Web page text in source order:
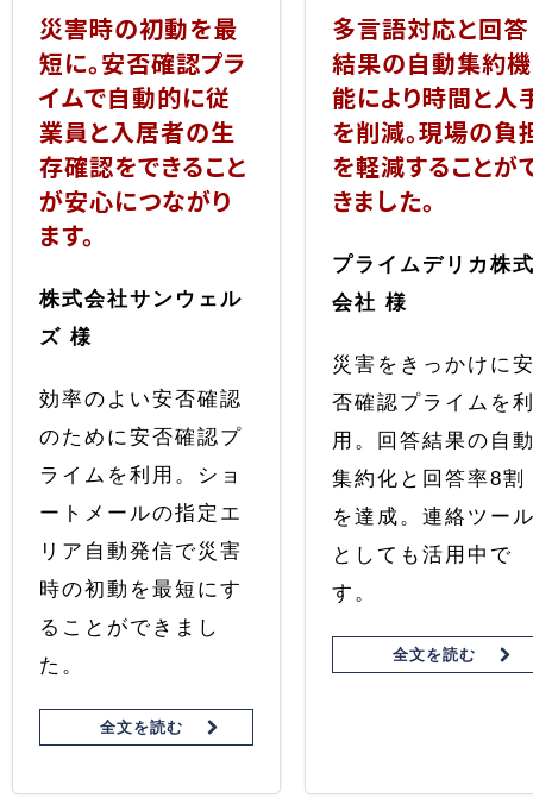
災害時の初動を最
短に。安否確認プラ
イムで自動的に従
業員と入居者の生
存確認をできること
が安心につながり
ます。
株式会社サンウェル
ズ 様
効率のよい安否確認
のために安否確認プ
ライムを利用。ショ
ートメールの指定エ
リア自動発信で災害
時の初動を最短にす
ることができまし
た。
全文を読む
多言語対応と回答
結果の自動集約機
能により時間と人
を削減。現場の負
を軽減することが
きました。
プライムデリカ株
会社 様
災害をきっかけに
否確認プライムを
用。回答結果の自
集約化と回答率8割
を達成。連絡ツー
としても活用中で
す。
全文を読む